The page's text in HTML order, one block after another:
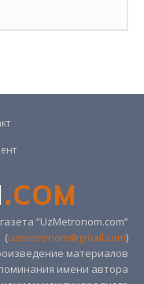
.COM
“UzMetronom.com”
(uzmetronom@gmail.com)
материалов
имени автора